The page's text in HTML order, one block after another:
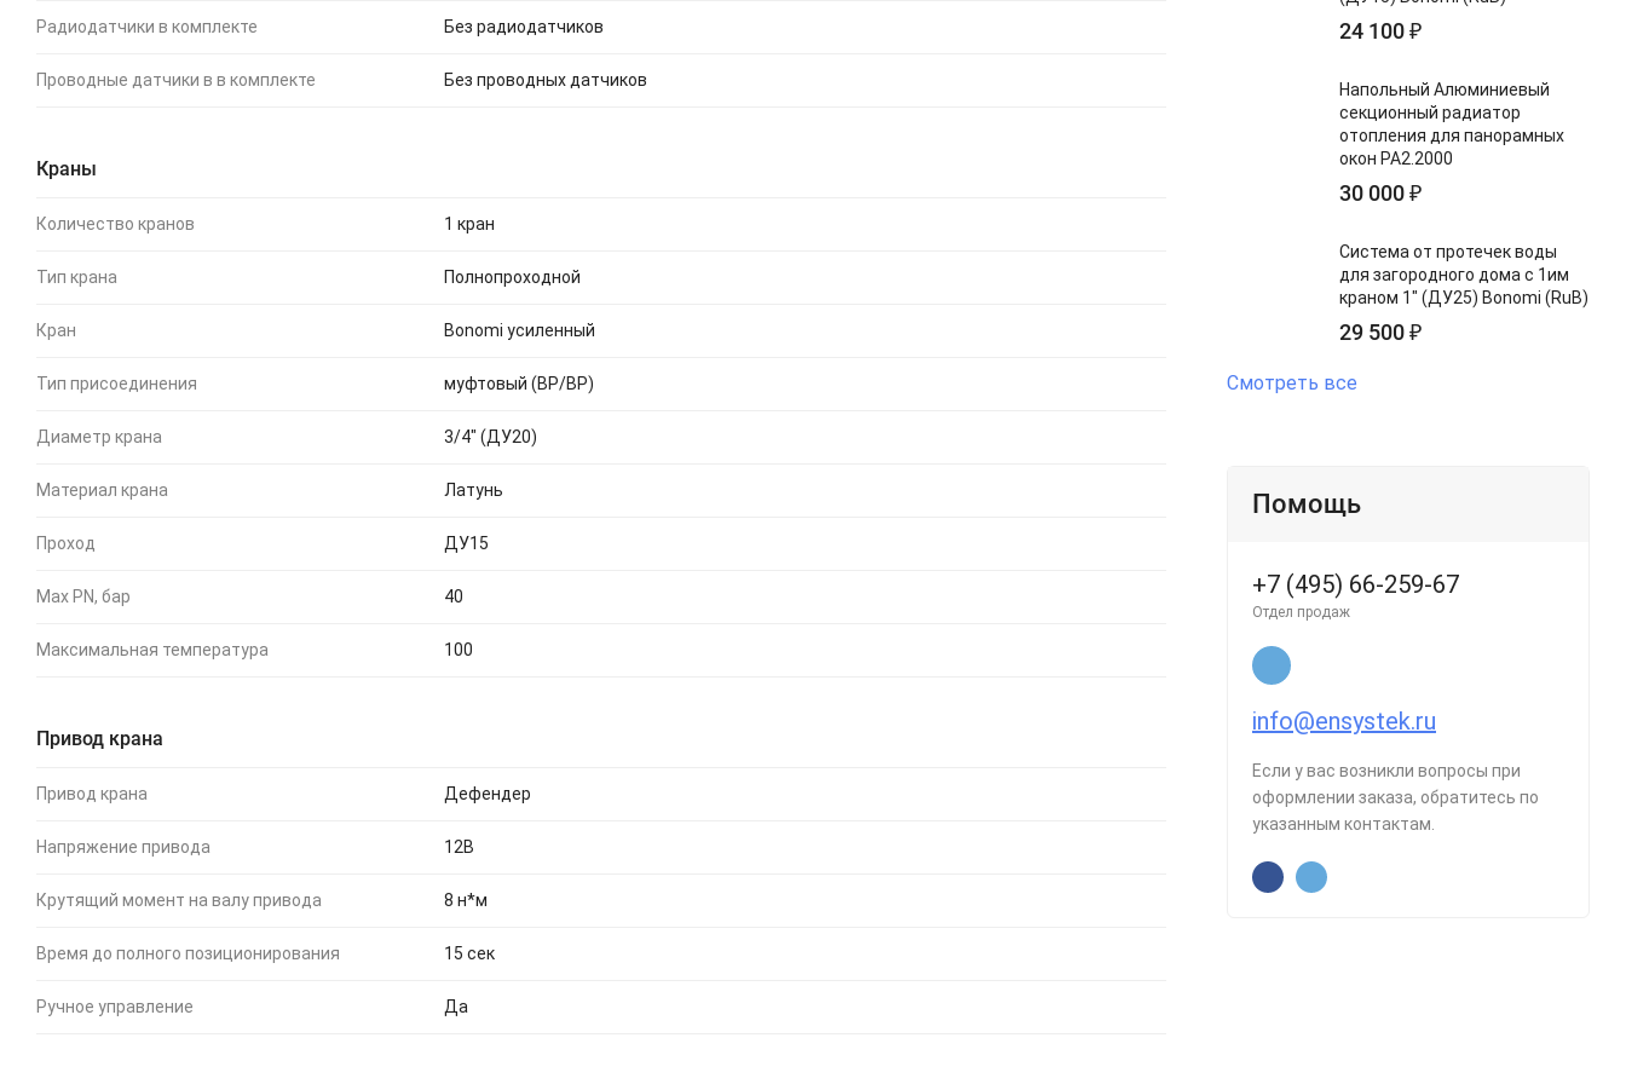
Радиодатчики в комплекте Без радиодатчиков
Проводные датчики в в комплекте Без проводных датчиков
Краны
Количество кранов 1 кран
Тип крана Полнопроходной
Кран Bonomi усиленный
Тип присоединения муфтовый (ВР/ВР)
Диаметр крана 3/4" (ДУ20)
Материал крана Латунь
Проход ДУ15
Max PN, бар 40
Максимальная температура 100
Привод крана
Привод крана Дефендер
Напряжение привода 12В
Крутящий момент на валу привода 8 н*м
Время до полного позиционирования 15 сек
Ручное управление Да
24 100₽
Напольный Алюминиевый
секционный радиатор
отопления для панорамных
окон PA2.2000
30 000₽
Система от протечек воды
для загородного дома с 1им
краном 1" (ДУ25) Bonomi (RuB)
29 500₽
Смотреть все
Помощь
+7 (495) 66-259-67
Отдел продаж
info@ensystek.ru
Если у вас возникли вопросы при
оформлении заказа, обратитесь по
указанным контактам.